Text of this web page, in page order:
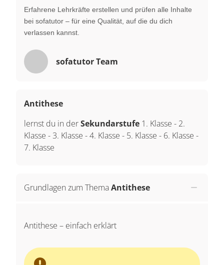
Erfahrene Lehrkräfte erstellen und prüfen alle Inhalte
bei sofatutor – für eine Qualität, auf die du dich
verlassen kannst.
sofatutor Team
Antithese
lernst du in derSekundarstufe 1. Klasse - 2.
Klasse - 3. Klasse -4. Klasse - 5. Klasse - 6. Klasse -
7. Klasse
Grundlagen zum ThemaAntithese
Antithese – einfach erklärt